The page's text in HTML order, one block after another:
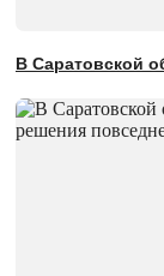
В Саратовской